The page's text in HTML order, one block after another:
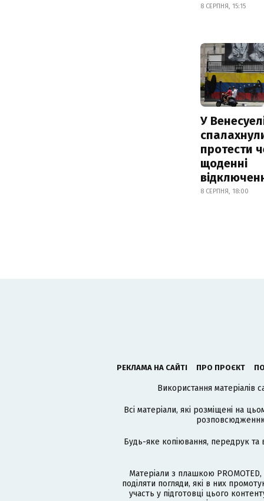
8 СЕРПНЯ, 15:15
У
протести
щоденні
8 СЕРПНЯ, 18:00
РЕКЛАМА НА САЙТІ ПРО ПРОЄКТ
Використання матеріалів
Всі матеріали, які розміщені на
розповсюдженню
Будь-яке копіювання, передрук та
Матеріали з плашкою
поділяти погляди, які в них
участь у підготовці цього